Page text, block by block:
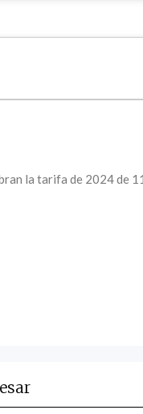
la tarifa de 2024 de